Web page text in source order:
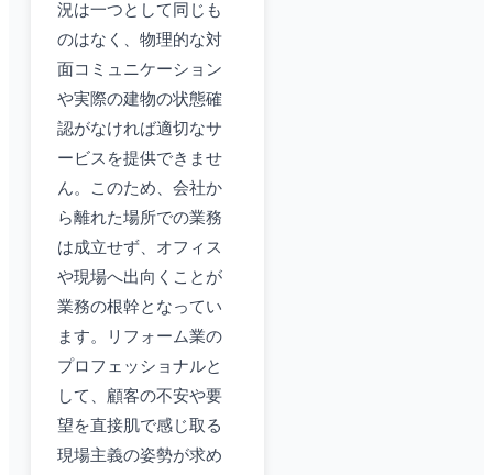
況は一つとして同じも
のはなく、物理的な対
面コミュニケーション
や実際の建物の状態確
認がなければ適切なサ
ービスを提供できませ
ん。このため、会社か
ら離れた場所での業務
は成立せず、オフィス
や現場へ出向くことが
業務の根幹となってい
ます。リフォーム業の
プロフェッショナルと
して、顧客の不安や要
望を直接肌で感じ取る
現場主義の姿勢が求め